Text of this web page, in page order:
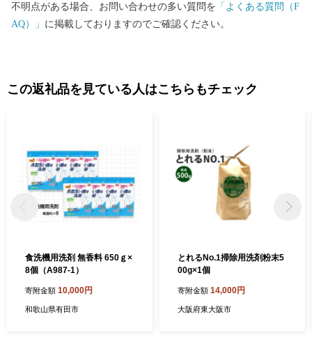
不明点がある場合、お問い合わせの多い質問を 「よくある質問（F
AQ）」 に掲載しておりますのでご確認ください。
この返礼品を見ている人はこちらもチェック
食洗機用洗剤 無香料 650ｇ×
8個（A987-1）
寄附金額 10,000円
和歌山県有田市
とれるNo.1掃除用洗剤粉末5
00g×1個
寄附金額 14,000円
大阪府東大阪市